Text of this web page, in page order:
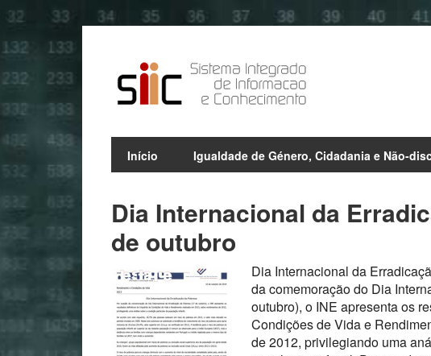
Início Igualdade de Género, Cidadania e Não-
Dia Internacional da
de outubro
Dia Internacional da
da comemoração do Dia
outubro), o INE apresenta os
Condições de Vida e
de 2012, privilegiando uma